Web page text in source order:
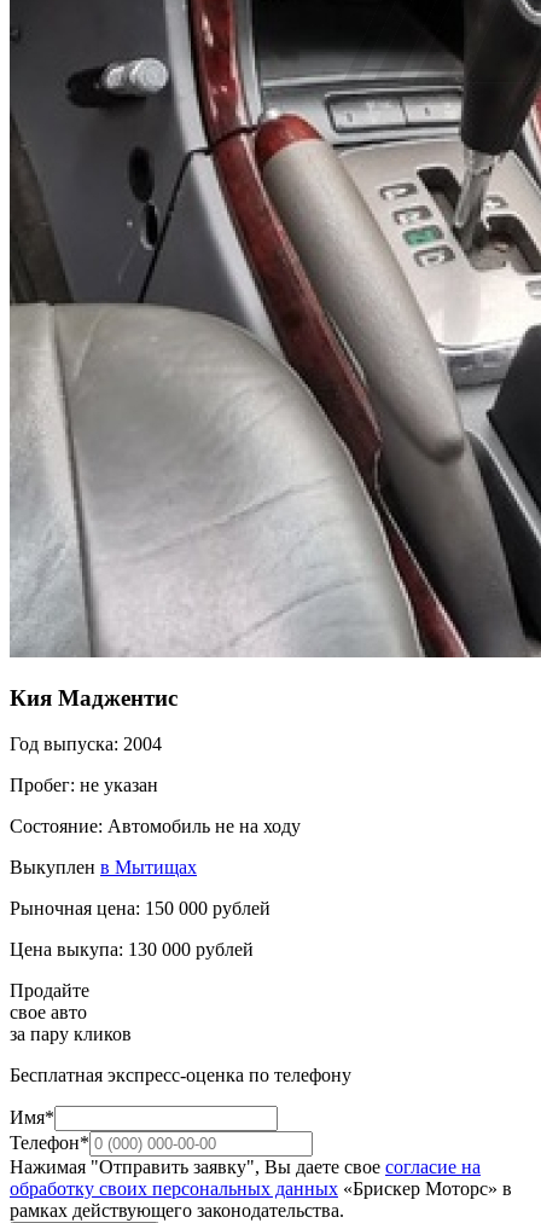
Кия Маджентис
Год выпуска: 2004
Пробег: не указан
Состояние: Автомобиль не на ходу
Выкуплен в Мытищах
Рыночная цена: 150 000 рублей
Цена выкупа: 130 000 рублей
Продайте
свое авто
за пару кликов
Бесплатная экспресс-оценка по телефону
Имя*
Телефон*
Нажимая "Отправить заявку", Вы даете свое согласие на
обработку своих персональных данных «Брискер Моторс» в
рамках действующего законодательства.